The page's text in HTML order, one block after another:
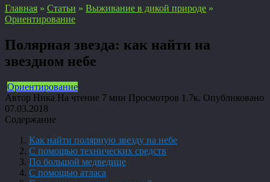
Главная » Статьи » Выживание в дикой природе »
Ориентирование
Полярная звезда: как найти на
звездном небе
Ориентирование
Автор Ника На чтение 7 мин Просмотров 1.7к. Опубликовано
07.03.2018
Содержание
Как найти полярную звезду на небе
С помощью технических средств
По большой медведице
С помощью атласа